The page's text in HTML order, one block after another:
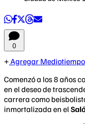
0
Agregar
Comenzó a los 8 años
en el deseo de
carrera como
inmortalizada en el